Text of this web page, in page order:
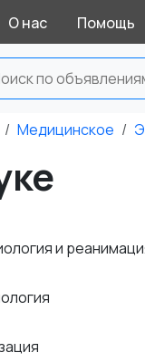
О нас Помощь
Медицинское
и